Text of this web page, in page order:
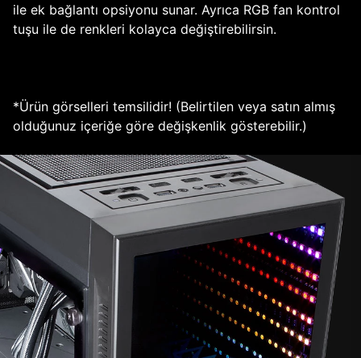
ile ek bağlantı opsiyonu sunar. Ayrıca RGB fan kontrol
tuşu ile de renkleri kolayca değiştirebilirsin.
*Ürün görselleri temsilidir! (Belirtilen veya satın almış
olduğunuz içeriğe göre değişkenlik gösterebilir.)